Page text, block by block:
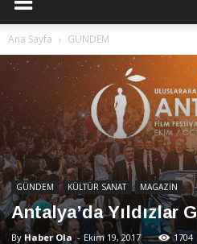
Ana Sayfa GÜNDEM
GÜNDEM KÜLTÜR SANAT MAGAZİN
Antalya’da Yıldızlar
ByHaber Ola - Ekim 19, 2017 1704